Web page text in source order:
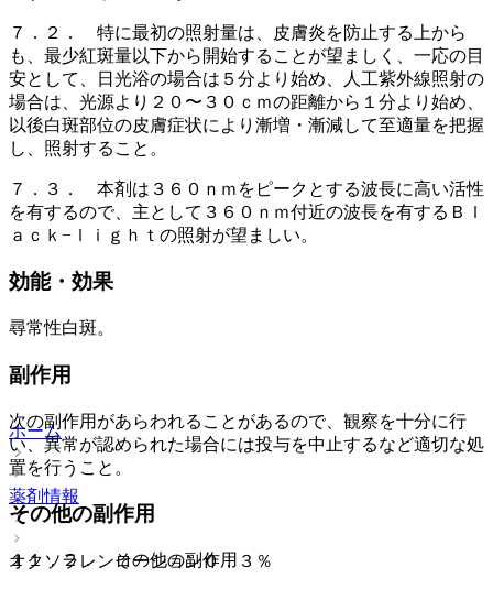
７．２． 特に最初の照射量は、皮膚炎を防止する上から
も、最少紅斑量以下から開始することが望ましく、一応の目
安として、日光浴の場合は５分より始め、人工紫外線照射の
場合は、光源より２０〜３０ｃｍの距離から１分より始め、
以後白斑部位の皮膚症状により漸増・漸減して至適量を把握
し、照射すること。
７．３． 本剤は３６０ｎｍをピークとする波長に高い活性
を有するので、主として３６０ｎｍ付近の波長を有するＢｌ
ａｃｋ−ｌｉｇｈｔの照射が望ましい。
効能・効果
尋常性白斑。
副作用
次の副作用があらわれることがあるので、観察を十分に行
い、異常が認められた場合には投与を中止するなど適切な処
置を行うこと。
その他の副作用
１１．２． その他の副作用
ホーム
薬剤情報
オクソラレンローション０．３％